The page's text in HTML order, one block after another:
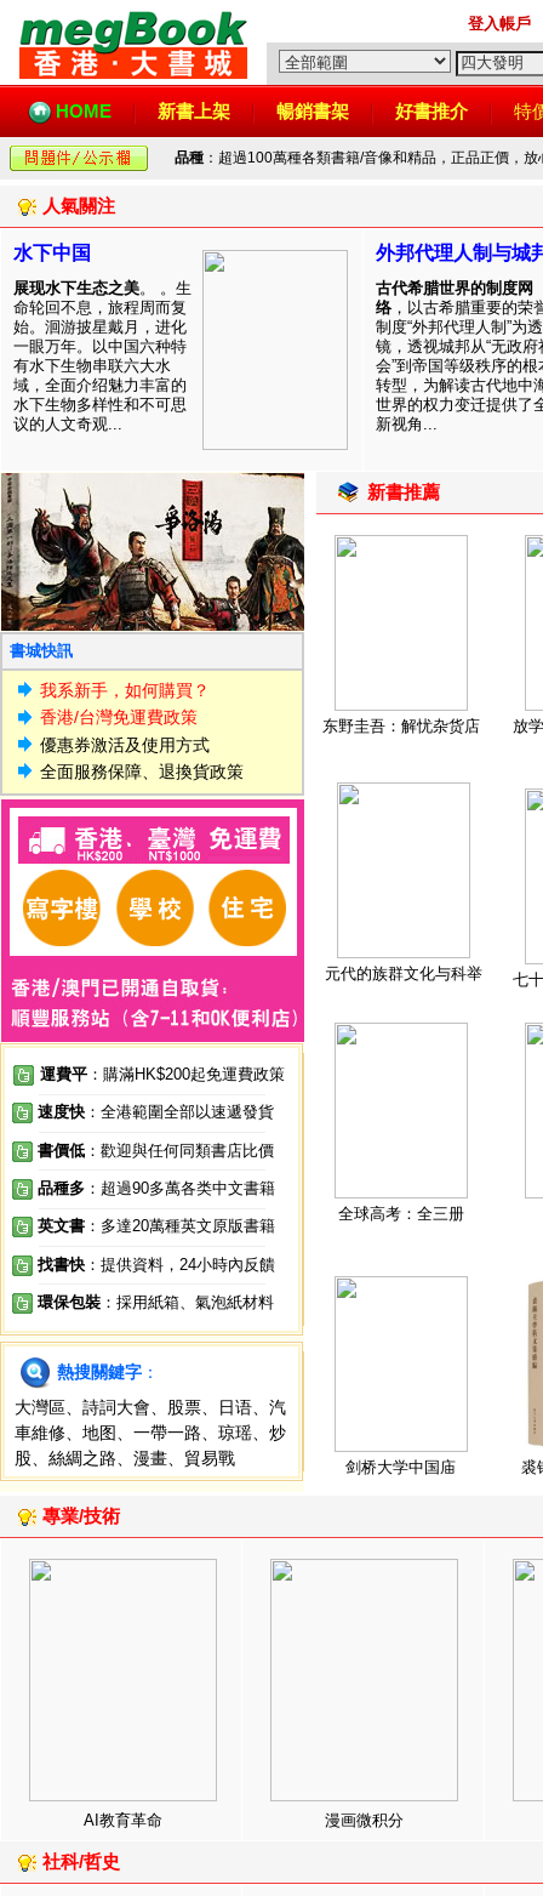
登入帳戶
HOME 新書上架 暢銷書架 好書推介 特
品種 ：超過100萬種各類書籍/音像和精品，正品正價，
人氣關注
水下中国
展现水下生态之美。 。生
命轮回不息，旅程周而复
始。洄游披星戴月，进化
一眼万年。以中国六种特
有水下生物串联六大水
域，全面介绍魅力丰富的
水下生物多样性和不可思
议的人文奇观...
外邦代理人制与城
古代希腊世界的制度网
络 ，以古希腊重要的荣
制度“外邦代理人制”为透
镜，透视城邦从“无政府
会”到帝国等级秩序的根
转型，为解读古代地中
世界的权力变迁提供了
新视角...
書城快訊
我系新手，如何購買？
香港/台灣免運費政策
優惠券激活及使用方式
全面服務保障、退換貨政策
運費平 ：購滿HK$200起免運費政策
速度快 ：全港範圍全部以速遞發貨
書價低 ：歡迎與任何同類書店比價
品種多 ：超過90多萬各类中文書籍
英文書 ：多達20萬種英文原版書籍
找書快 ：提供資料，24小時內反饋
環保包裝 ：採用紙箱、氣泡紙材料
熱搜關鍵字 ：
大灣區
詩詞大會 股票 日语
汽
車維修
地图 一帶一路 琼瑶
炒
股
絲綢之路 漫畫 貿易戰
新書推薦
东野圭吾：解忧杂货店 放
元代的族群文化与科举 七
全球高考：全三册
剑桥大学中国庙 裘
專業/技術
AI教育革命 漫画微积分
社科/哲史